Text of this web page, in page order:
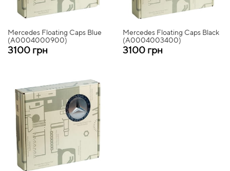
Mercedes Floating Caps Blue
(A0004000900)
3100 грн
Mercedes Floating Caps Black
(A0004003400)
3100 грн